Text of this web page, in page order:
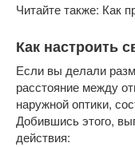
Читайте также: Как
Как настроить
Если вы делали
расстояние между
наружной оптики,
Добившись этого,
действия: